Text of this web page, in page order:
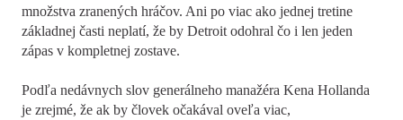
množstva zranených hráčov. Ani po viac ako jednej tretine
základnej časti neplatí, že by Detroit odohral čo i len jeden
zápas v kompletnej zostave.
Podľa nedávnych slov generálneho manažéra Kena Hollanda
je zrejmé, že ak by človek očakával oveľa viac,